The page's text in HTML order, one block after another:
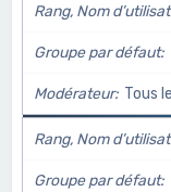
Rang, Nom
Groupe par défaut
Modérateur Tous
Rang, Nom
Groupe par défaut